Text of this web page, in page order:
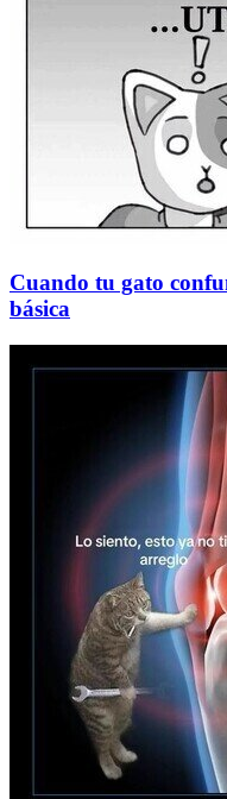
Cuando tu gato
básica